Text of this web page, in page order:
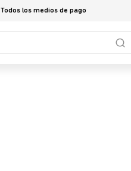
Todos los medios de pago